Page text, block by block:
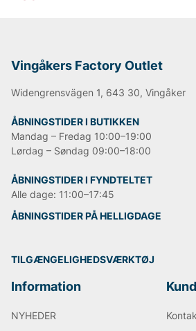
Vingåkers Factory Outlet
Widengrensvägen 1, 643 30, Vingåker
ÅBNINGSTIDER I BUTIKKEN
Mandag – Fredag 10:00–19:00
Lørdag – Søndag 09:00–18:00
ÅBNINGSTIDER I FYNDTELTET
Alle dage: 11:00–17:45
ÅBNINGSTIDER PÅ HELLIGDAGE
TILGÆNGELIGHEDSVÆRKTØJ
Information
NYHEDER